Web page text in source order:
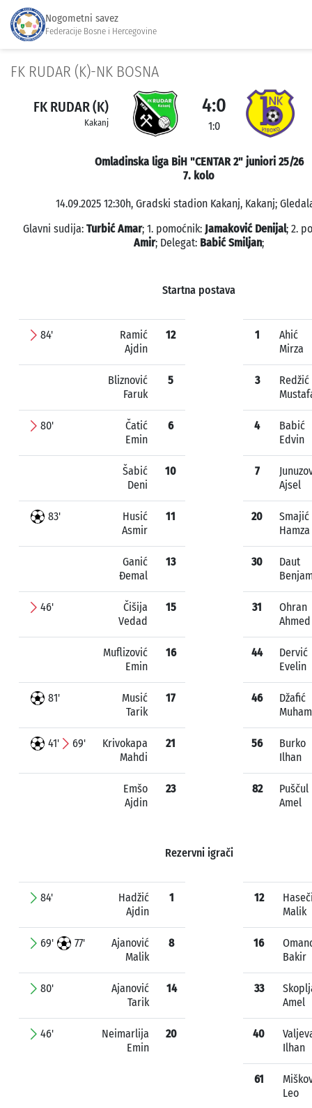
Nogometni savez
Federacije Bosne i Hercegovine
FK RUDAR (K)-NK BOSNA
FK RUDAR (K)
Kakanj
4:0
1:0
Omladinska liga BiH "CENTAR 2" juniori 25/26
7. kolo
14.09.2025 12:30h, Gradski stadion Kakanj, Kakanj;
Glavni sudija: Turbić Amar; 1. pomoćnik: Jamaković Denijal; 2.
Amir; Delegat: Babić Smiljan;
Startna postava
84'
Ramić
Ajdin
12
Bliznović
Faruk
5
80'
Čatić
Emin
6
Šabić
Deni
10
83'
Husić
Asmir
11
Ganić
Đemal
13
46'
Čišija
Vedad
15
Muflizović
Emin
16
81'
Musić
Tarik
17
41' 69'
Krivokapa
Mahdi
21
Emšo
Ajdin
23
1
Ahić
Mirza
3
Redžić
4
Babić
Edvin
7
Ajsel
20
Smajić
Hamza
30
Daut
31
Ohran
Ahmed
44
Dervić
Evelin
46
Džafić
56
Burko
Ilhan
82
Puščul
Amel
Rezervni igrači
84'
Hadžić
Ajdin
1
69' 77'
Ajanović
Malik
8
80'
Ajanović
Tarik
14
46'
Neimarlija
Emin
20
12
Malik
16
Bakir
33
Amel
40
Ilhan
61
Leo